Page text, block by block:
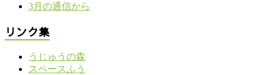
3月の通信から
リンク集
うじゅうの森
スペースふう